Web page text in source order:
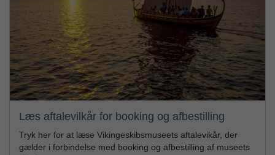
Læs aftalevilkår for booking og afbestilling
Tryk her for at læse Vikingeskibsmuseets aftalevikår, der
gælder i forbindelse med booking og afbestilling af museets